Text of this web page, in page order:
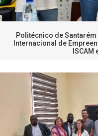
Politécnico de Santarém
Internacional de